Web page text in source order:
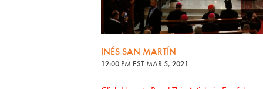
INÉS SAN MARTÍN
12:00 PM EST MAR 5, 2021